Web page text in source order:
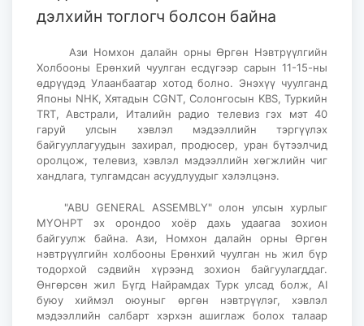
дэлхийн тоглогч болсон байна
Ази Номхон далайн орны Өргөн Нэвтрүүлгийн
Холбооны Ерөнхий чуулган есдүгээр сарын 11-15-ны
өдрүүдэд Улаанбаатар хотод болно. Энэхүү чуулганд
Японы NHK, Хятадын CGNT, Солонгосын KBS, Туркийн
TRT, Австрали, Италийн радио телевиз гэх мэт 40
гаруй улсын хэвлэл мэдээллийн тэргүүлэх
байгууллагуудын захирал, продюсер, уран бүтээлчид
оролцож, телевиз, хэвлэл мэдээллийн хөгжлийн чиг
хандлага, тулгамдсан асуудлуудыг хэлэлцэнэ.
"ABU GENERAL ASSEMBLY" олон улсын хурлыг
МҮОНРТ эх орондоо хоёр дахь удаагаа зохион
байгуулж байна. Ази, Номхон далайн орны Өргөн
нэвтрүүлгийн холбооны Ерөнхий чуулган нь жил бүр
тодорхой сэдвийн хүрээнд зохион байгуулагддаг.
Өнгөрсөн жил Бүгд Найрамдах Турк улсад болж, AI
буюу хиймэл оюуныг өргөн нэвтрүүлэг, хэвлэл
мэдээллийн салбарт хэрхэн ашиглаж болох талаар